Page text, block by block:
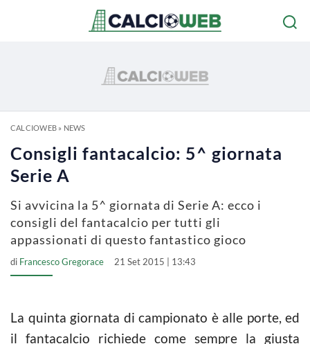
CALCIOWEB» NEWS
Consigli fantacalcio: 5^ giornata
Serie A
Si avvicina la 5^ giornata di Serie A: ecco i
consigli del fantacalcio per tutti gli
appassionati di questo fantastico gioco
di Francesco Gregorace 21 Set 2015 | 13:43
La quinta giornata di campionato è alle porte, ed
il fantacalcio richiede come sempre la giusta